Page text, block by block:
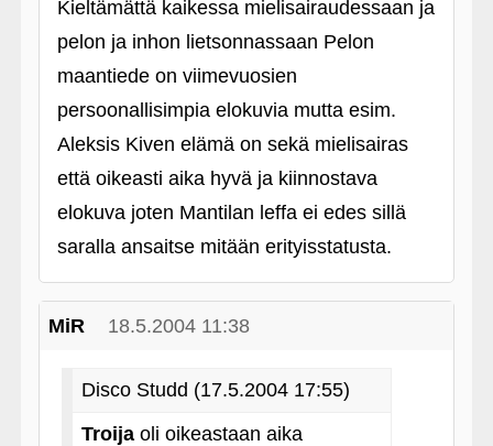
Kieltämättä kaikessa mielisairaudessaan ja
pelon ja inhon lietsonnassaan Pelon
maantiede on viimevuosien
persoonallisimpia elokuvia mutta esim.
Aleksis Kiven elämä on sekä mielisairas
että oikeasti aika hyvä ja kiinnostava
elokuva joten Mantilan leffa ei edes sillä
saralla ansaitse mitään erityisstatusta.
MiR 18.5.2004 11:38
Disco Studd (17.5.2004 17:55)
Troijaoli oikeastaan aika